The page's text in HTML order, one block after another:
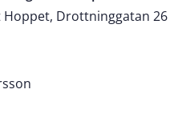
Drottninggatan 26